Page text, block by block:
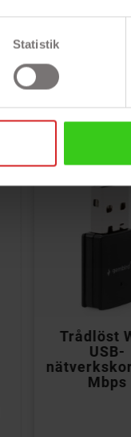
Statistik
Trådlöst
USB-
Mbps
